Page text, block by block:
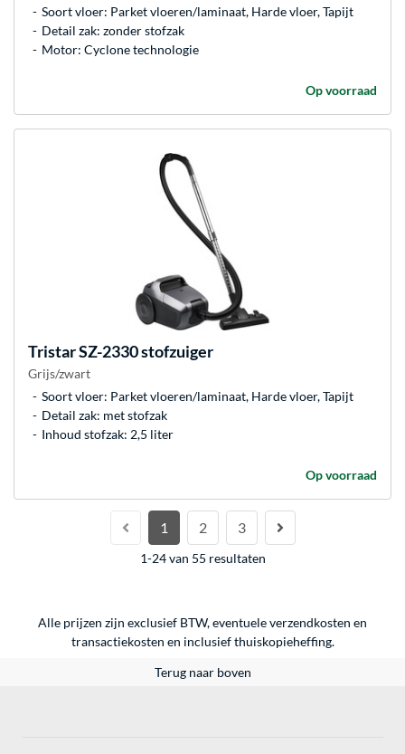
Soort vloer: Parket vloeren/laminaat, Harde vloer, Tapijt
Detail zak: zonder stofzak
Motor: Cyclone technologie
Op voorraad
TristarSZ-2330 stofzuiger
Grijs/zwart
Soort vloer: Parket vloeren/laminaat, Harde vloer, Tapijt
Detail zak: met stofzak
Inhoud stofzak: 2,5 liter
Op voorraad
1 2 3
1-24 van 55 resultaten
Alle prijzen zijn exclusief BTW, eventuele verzendkosten en
transactiekosten en inclusief thuiskopieheffing.
Terug naar boven